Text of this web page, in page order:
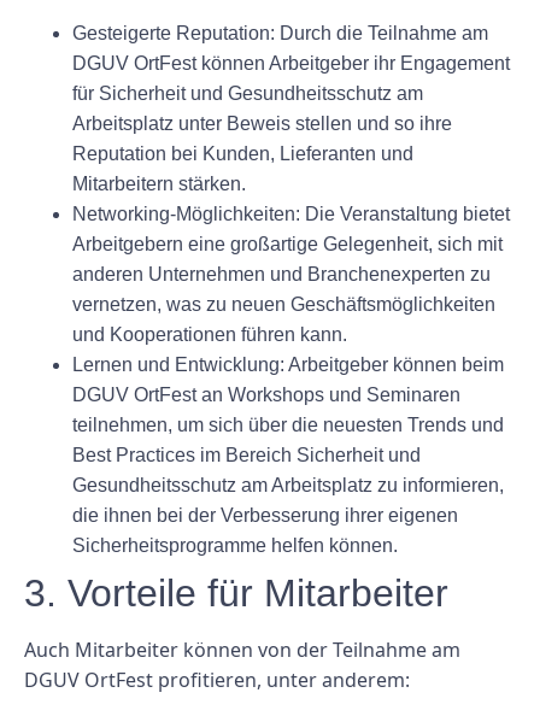
Gesteigerte Reputation: Durch die Teilnahme am
DGUV OrtFest können Arbeitgeber ihr Engagement
für Sicherheit und Gesundheitsschutz am
Arbeitsplatz unter Beweis stellen und so ihre
Reputation bei Kunden, Lieferanten und
Mitarbeitern stärken.
Networking-Möglichkeiten: Die Veranstaltung bietet
Arbeitgebern eine großartige Gelegenheit, sich mit
anderen Unternehmen und Branchenexperten zu
vernetzen, was zu neuen Geschäftsmöglichkeiten
und Kooperationen führen kann.
Lernen und Entwicklung: Arbeitgeber können beim
DGUV OrtFest an Workshops und Seminaren
teilnehmen, um sich über die neuesten Trends und
Best Practices im Bereich Sicherheit und
Gesundheitsschutz am Arbeitsplatz zu informieren,
die ihnen bei der Verbesserung ihrer eigenen
Sicherheitsprogramme helfen können.
3. Vorteile für Mitarbeiter
Auch Mitarbeiter können von der Teilnahme am
DGUV OrtFest profitieren, unter anderem: